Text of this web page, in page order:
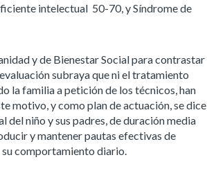
intelectual 50-70, y Síndrome de
y de Bienestar Social para contrastar
subraya que ni el tratamiento
la familia a petición de los técnicos, han
motivo, y como plan de actuación, se dice
niño y sus padres, de duración media
y mantener pautas efectivas de
comportamiento diario.